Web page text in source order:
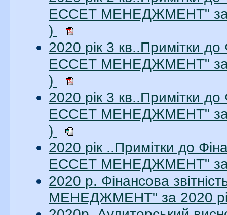
ЕССЕТ МЕНЕДЖМЕНТ" за
)
2020 рік 3 кв..Примітки
ЕССЕТ МЕНЕДЖМЕНТ" за
)
2020 рік 3 кв..Примітки
ЕССЕТ МЕНЕДЖМЕНТ" за
)
2020 рік ..Примітки до
ЕССЕТ МЕНЕДЖМЕНТ" за
2020 р. Фінансова
МЕНЕДЖМЕНТ" за 2020